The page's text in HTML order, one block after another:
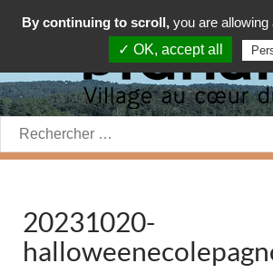
Rechercher:
20231020-
By continuing to scroll, you are
✓ OK, accept all